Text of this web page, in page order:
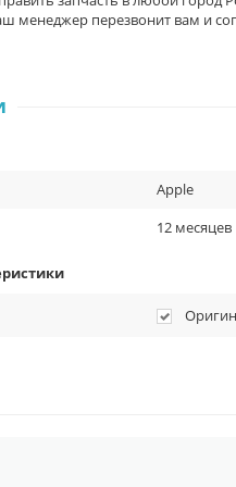
менеджер перезвонит вам и
Apple
12 месяцев